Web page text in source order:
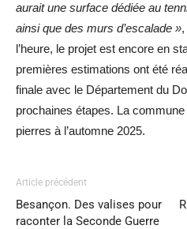
aurait une surface dédiée au
ainsi que des murs d’escalade »
l’heure, le projet est encore en
premières estimations ont été
finale avec le Département du
prochaines étapes. La
pierres à l’automne 2025.
Article précédent
Besançon. Des valises pour
raconter la Seconde Guerre